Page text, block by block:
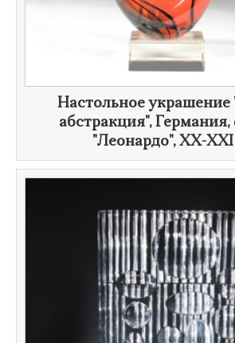
​Настольное украшение
абстракция",
"Леонардо", XX-XXI